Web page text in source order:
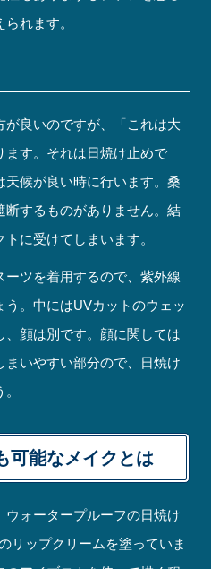
れます。
が良いのですが、「これは大
ます。それは日焼け止めで
候が良い時に行います。桑
するものがありません。結
に受けてしまいます。
ーツを着用するので、紫外線
。中にはUVカットのウェッ
、顔は別です。顔に関しては
まいやすい部分ので、日焼け
可能なメイクとは
ォータープルーフの日焼け
リップクリームを塗っていま